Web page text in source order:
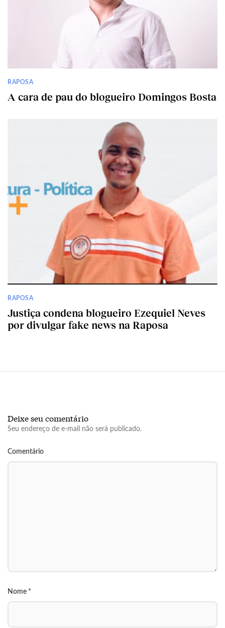
RAPOSA
A cara de pau do blogueiro Domingos Bosta
RAPOSA
Justiça condena blogueiro Ezequiel Neves
por divulgar fake news na Raposa
Deixe seu comentário
Seu endereço de e-mail não será publicado.
Comentário
Nome *